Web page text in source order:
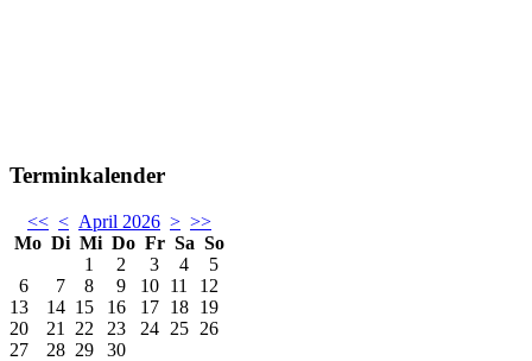
Terminkalender
<< < April 2026 > >>
Mo Di Mi Do Fr Sa So
1
2 3 4
5
6
7 8 9 10 11
12
13
14 15 16 17 18 19
20
21 22 23 24 25 26
27
28 29 30